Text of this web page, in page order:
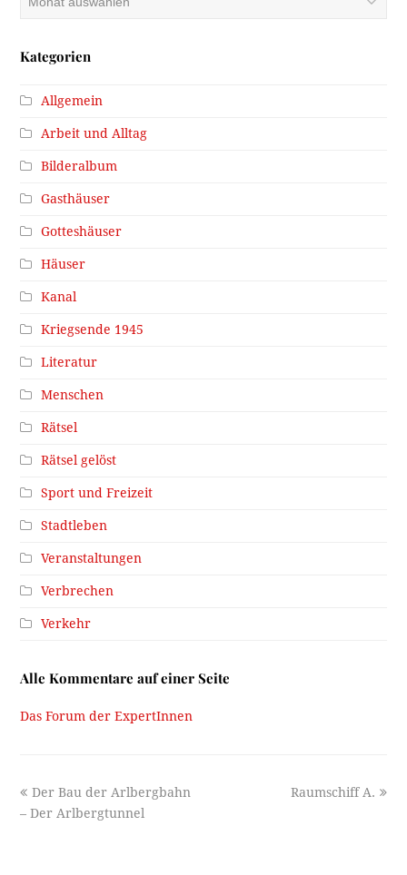
Kategorien
Allgemein
Arbeit und Alltag
Bilderalbum
Gasthäuser
Gotteshäuser
Häuser
Kanal
Kriegsende 1945
Literatur
Menschen
Rätsel
Rätsel gelöst
Sport und Freizeit
Stadtleben
Veranstaltungen
Verbrechen
Verkehr
Alle Kommentare auf einer Seite
Das Forum der ExpertInnen
previous
post:
Der Bau der Arlbergbahn
– Der Arlbergtunnel
next
Raumschiff A.